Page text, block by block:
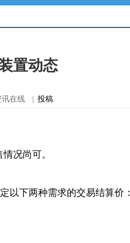
置动态
讯在线 | 投稿
况尚可。
以下两种需求的交易结算价：